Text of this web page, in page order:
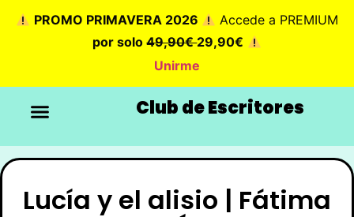
PROMO PRIMAVERA 2026
Accede a PREMIUM
por solo49,90€29,90€
Unirme
Club de Escritores
Lucía y el alisio | Fátima